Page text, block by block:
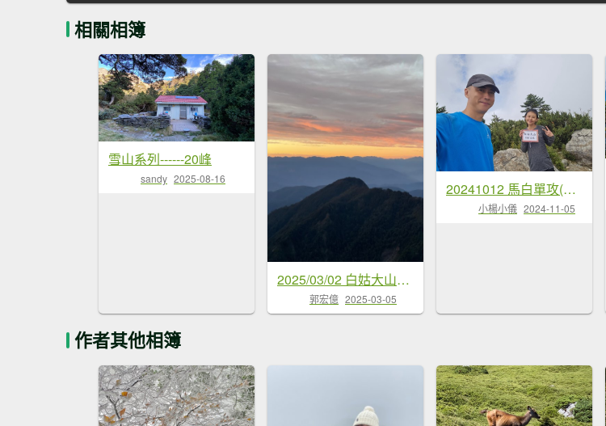
相關相簿
雪山系列------20峰
sandy 2025-08-16
2025/03/02 白姑大山單攻
郭宏億 2025-03-05
20241012 馬白單攻(馬崙山、白姑大山)
小楊小儀 2024-11-05
作者其他相簿